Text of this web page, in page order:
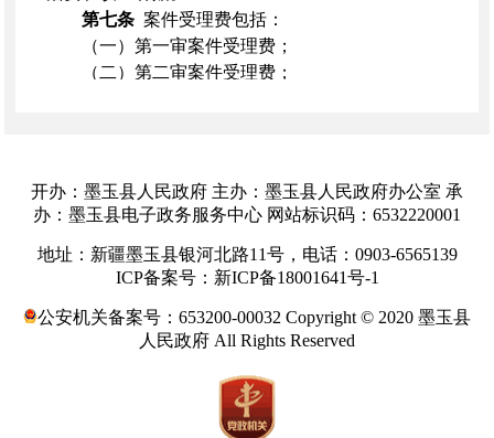
第七条 案件受理费包括：
（一）第一审案件受理费；
（二）第二审案件受理费；
（一）依照民事诉讼法规定的特别程序审理的
案件；
案件；
（三）对不予受理、驳回起诉和管辖权异议裁
定不服，提起上诉的案件；
（四）行政赔偿案件。
审判监督程序审理的案件，当事人不交纳案件受理
费。但是，下列情形除外：
开办：墨玉县人民政府 主办：墨玉县人民政府办公室 承
办：墨玉县电子政务服务中心 网站标识码：6532220001
地址：新疆墨玉县银河北路11号，电话：0903-6565139
ICP备案号：新ICP备18001641号-1
公安机关备案号：653200-00032 Copyright © 2020 墨玉县
人民政府 All Rights Reserved